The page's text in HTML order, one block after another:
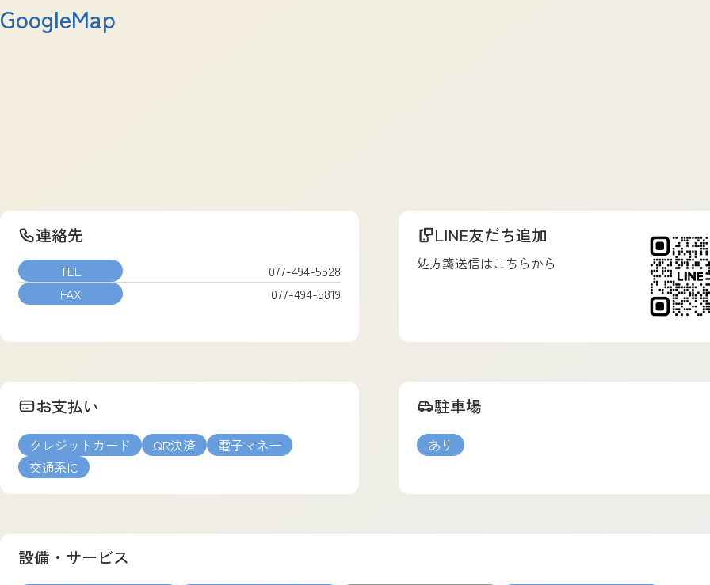
GoogleMap
連絡先
TEL
077-494-5528
FAX
077-494-5819
LINE友だち追加
処方箋送信はこちらから
お支払い
クレジットカード QR決済
電子マネー
交通系IC
駐車場
あり
設備・サービス